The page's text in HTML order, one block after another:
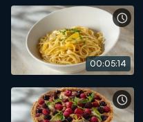
00:05:14